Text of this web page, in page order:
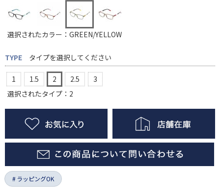
選択されたカラー：GREEN/YELLOW
TYPE タイプを選択してください
1 1.5 2 2.5
3
選択されたタイプ：2
ラッピングOK